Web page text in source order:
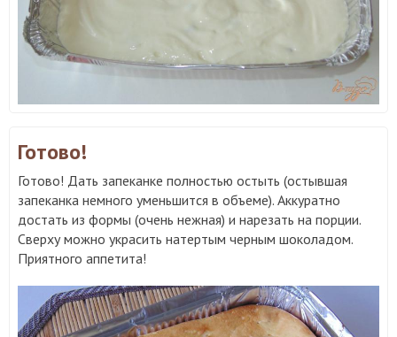
Готово!
Готово! Дать запеканке полностью остыть (остывшая
запеканка немного уменьшится в объеме). Аккуратно
достать из формы (очень нежная) и нарезать на порции.
Сверху можно украсить натертым черным шоколадом.
Приятного аппетита!